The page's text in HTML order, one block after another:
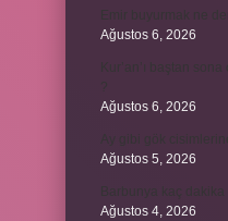
Ağustos 6, 2026
Ağustos 6, 2026
Ağustos 5, 2026
Ağustos 4, 2026